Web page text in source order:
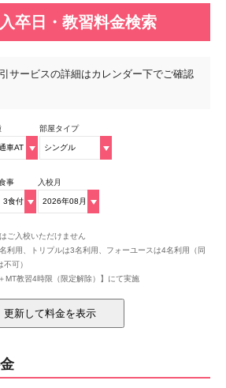
卒日・教習料金検索
サービスの詳細はカレンダー下でご確認
部屋タイプ
事 入校月
ご入校いただけません
利用、トリプルは3名利用、フォーユースは4名利用（同
可）
MT教習4時限（限定解除）】にて実施